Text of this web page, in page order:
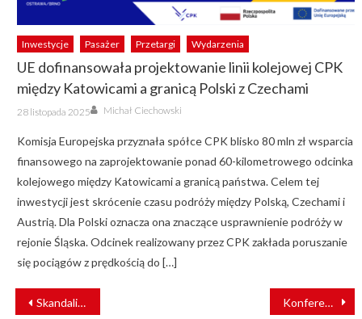
Inwestycje Pasażer Przetargi Wydarzenia
UE dofinansowała projektowanie linii kolejowej CPK
między Katowicami a granicą Polski z Czechami
Posted
on
28 listopada 2025 Author
Michał Ciechowski
Komisja Europejska przyznała spółce CPK blisko 80 mln zł wsparcia
finansowego na zaprojektowanie ponad 60-kilometrowego odcinka
kolejowego między Katowicami a granicą państwa. Celem tej
inwestycji jest skrócenie czasu podróży między Polską, Czechami i
Austrią. Dla Polski oznacza ona znaczące usprawnienie podróży w
rejonie Śląska. Odcinek realizowany przez CPK zakłada poruszanie
się pociągów z prędkością do […]
NAWIGACJA
WPISU
Skandaliczna interwencja na dworcu. Jest reakcja PKP S.A. Konferencja naukowa zainauguruje obchody 140-lecia DŻID